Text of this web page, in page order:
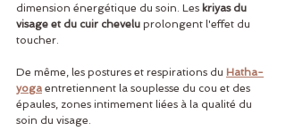
dimension énergétique du soin. Les kriyas du
visage et du cuir chevelu prolongent l'effet du
toucher.
De même, les postures et respirations du Hatha-
yoga entretiennent la souplesse du cou et des
épaules, zones intimement liées à la qualité du
soin du visage.